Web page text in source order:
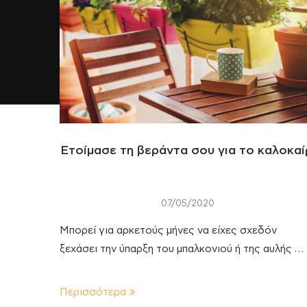
Ετοίμασε τη βεράντα σου για το
07/05/2020
Μπορεί για αρκετούς μήνες να είχες σχεδόν
ξεχάσει την ύπαρξη του μπαλκονιού ή της αυλής …
Περισσότερα